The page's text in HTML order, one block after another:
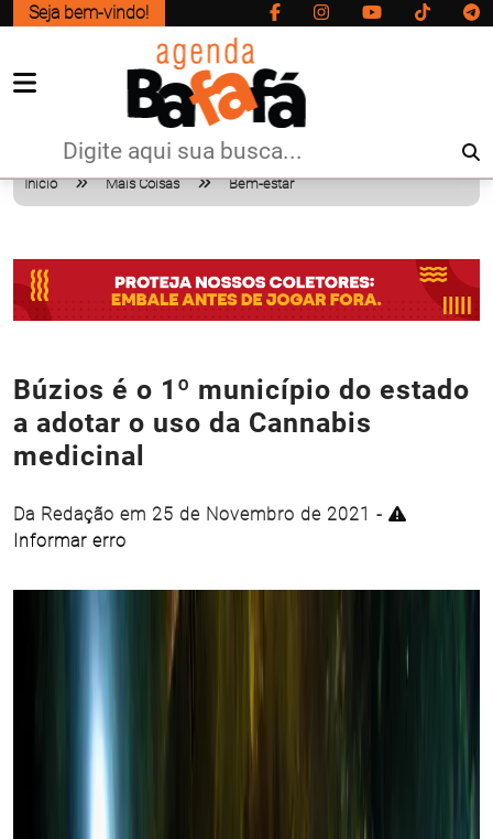
Seja bem-vindo!
Início Mais Coisas Bem-estar
Búzios é o 1º município do estado
a adotar o uso da Cannabis
medicinal
Da Redação em 25 de Novembro de 2021 -
Informar erro